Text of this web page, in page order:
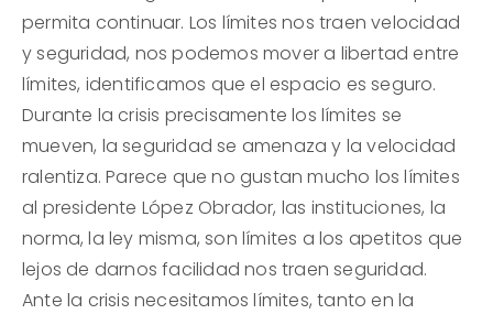
permita continuar. Los límites nos traen velocidad
y seguridad, nos podemos mover a libertad entre
límites, identificamos que el espacio es seguro.
Durante la crisis precisamente los límites se
mueven, la seguridad se amenaza y la velocidad
ralentiza. Parece que no gustan mucho los límites
al presidente López Obrador, las instituciones, la
norma, la ley misma, son límites a los apetitos que
lejos de darnos facilidad nos traen seguridad.
Ante la crisis necesitamos límites, tanto en la